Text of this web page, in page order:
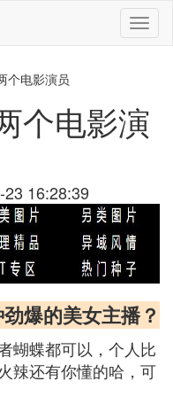
切
换
个电影演员
个电影演
16:28:39
爆的美女主播？
蝴蝶都可以，个人比
辣还有你懂的哈，可